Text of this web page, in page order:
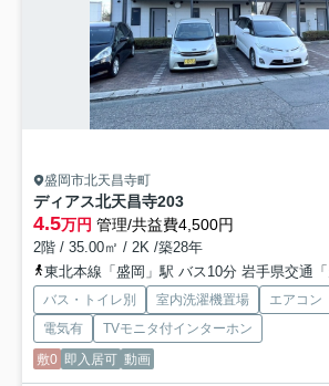
盛岡市北天昌寺町
ディアス北天昌寺203
4.5万円 管理/共益費4,500円
2階 / 35.00㎡ / 2K /築28年
東北本線「盛岡」駅 バス10分 岩手県交通「
バス・トイレ別 室内洗濯機置場 エアコン
電気有
TVモニタ付インターホン
敷0 即入居可 動画